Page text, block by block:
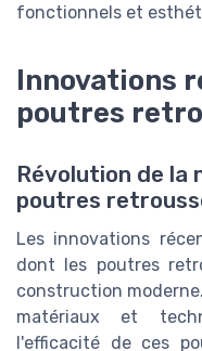
fonctionnels et
Innovations
poutres
Révolution de la
poutres
Les innovations
dont les poutres
construction
matériaux et
l'efficacité de ces